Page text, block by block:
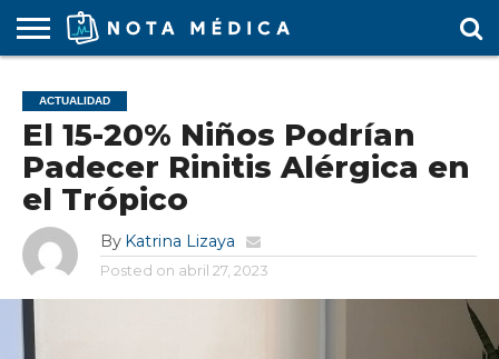
MÉDICA
ARS
ARTÍCULO
ACTUALIDAD
COLEGIO
MÉDICO
COVID-
19
EDUCACIÓN
MÉDICA
ESTUDIANTES
FARMACÉUTICAS
GUBERNAMENTAL
HOSPITALES
Y CLÍNICAS
MARKETING
MÉDICO
RESIDENTES
SALUD
LABORAL
SOCIEDADES
MÉDICAS
TURISMO
MÉDICO
VÍDEOS
ACTUALIDAD
El 15-20% Niños Podrían
Padecer Rinitis Alérgica en
el Trópico
By Katrina Lizaya
Posted on abril 27, 2023